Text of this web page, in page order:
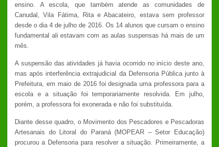
ensino. A escola, que também atende as comunidades de
Canudal, Vila Fátima, Rita e Abacateiro, estava sem professor
desde o dia 4 de julho de 2016. Os 14 alunos que cursam o ensino
fundamental ali estavam com as aulas suspensas há mais de um
mês.
A suspensão das atividades já havia ocorrido no início deste ano,
mas após interferência extrajudicial da Defensoria Pública junto à
Prefeitura, em maio de 2016 foi designada uma professora para a
escola e a situação foi temporariamente resolvida. Em julho,
porém, a professora foi exonerada e não foi substituída.
Diante desse quadro, o Movimento dos Pescadores e Pescadoras
Artesanais do Litoral do Paraná (MOPEAR – Setor Educação)
procurou a Defensoria para resolver a situação. Primeiramente, a